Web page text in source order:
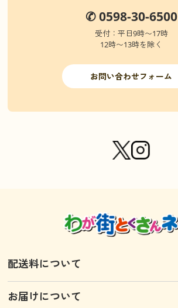
✆ 0598-30-6500
受付：平日9時〜17時
12時〜13時を除く
お問い合わせフォーム
配送料について
お届けについて